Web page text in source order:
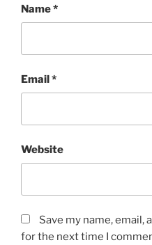
Name*
Email*
Website
Save my name, email,
for the next time I